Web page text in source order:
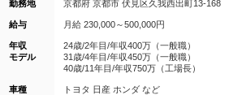
勤務地 京都府 京都市 伏見区久我西出町13-168
給与 月給 230,000～500,000円
年収
モデル
24歳/2年目/年収400万（一般職）
31歳/4年目/年収450万（一般職）
40歳/11年目/年収750万（工場長）
車種 トヨタ 日産 ホンダ など